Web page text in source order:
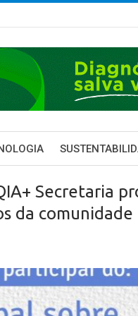
Secretaria
da comunidade